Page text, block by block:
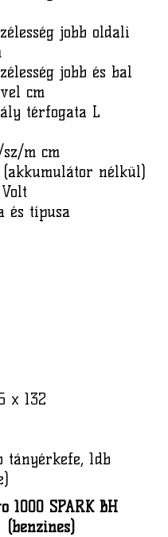
jobb oldali
jobb és bal
cm
térfogata L
m cm
nélkül)
és típusa
x 132
tányérkefe, 1db
1000 SPARK BH
(benzines)